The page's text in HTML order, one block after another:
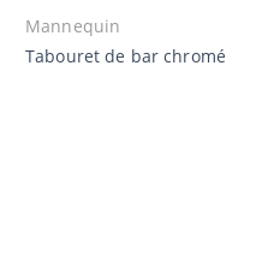
Mannequin
Tabouret de bar chromé